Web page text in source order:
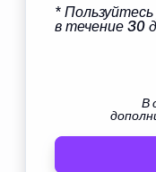
*
в течение 30
В